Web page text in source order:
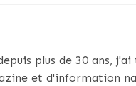
plus de 30 ans,
et d'information